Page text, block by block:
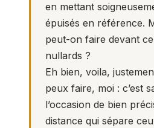
en mettant
épuisés en référence.
peut-on faire devant
nullards ?
Eh bien, voila,
peux faire, moi : c’est
l’occasion de bien
distance qui sépare